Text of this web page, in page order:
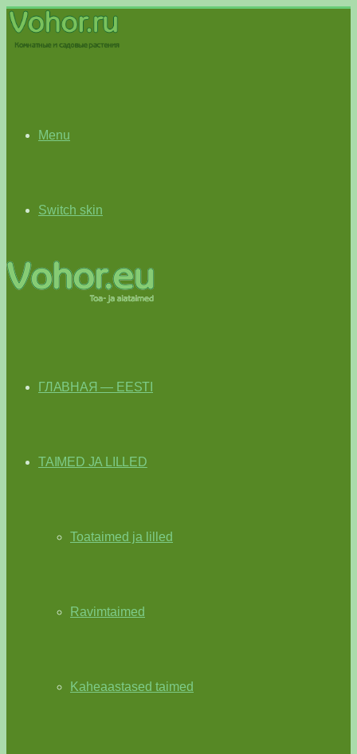
Menu
Switch skin
ГЛАВНАЯ — EESTI
TAIMED JA LILLED
Toataimed ja lilled
Ravimtaimed
Kaheaastased taimed